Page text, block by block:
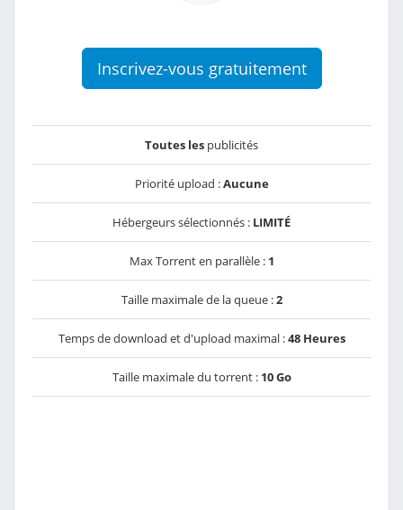
Inscrivez-vous gratuitement
Toutes les publicités
Priorité upload :Aucune
Hébergeurs sélectionnés : LIMITÉ
Max Torrent en parallèle : 1
Taille maximale de la queue :2
Temps de download et d'upload maximal :48 Heures
Taille maximale du torrent : 10 Go